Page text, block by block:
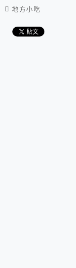
地方小吃